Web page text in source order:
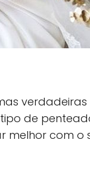
verdadeiras
de
melhor com o